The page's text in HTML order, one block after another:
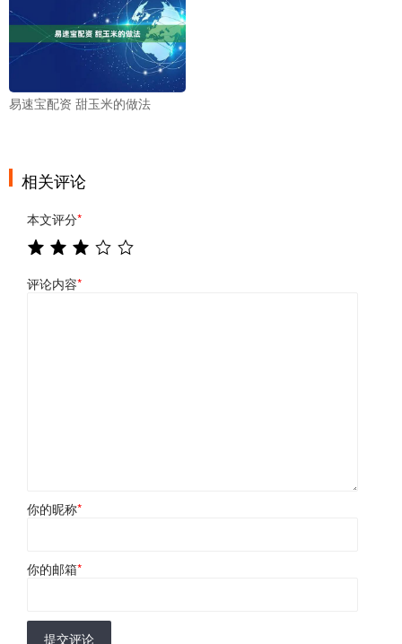
易速宝配资 甜玉米的做法
相关评论
本文评分*
评论内容*
你的昵称*
你的邮箱*
提交评论